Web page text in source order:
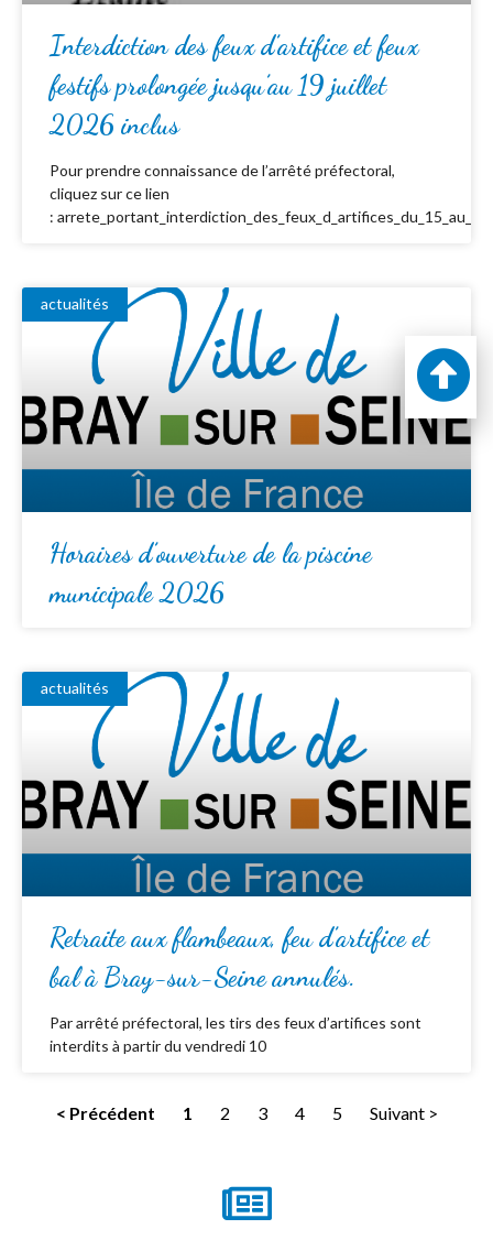
Interdiction des feux d’artifice et feux
festifs prolongée jusqu’au 19 juillet
2026 inclus
Pour prendre connaissance de l’arrêté préfectoral,
cliquez sur ce lien
:
actualités
Horaires d’ouverture de la piscine
municipale 2026
actualités
Retraite aux flambeaux, feu d’artifice et
bal à Bray-sur-Seine annulés.
Par arrêté préfectoral, les tirs des feux d’artifices sont
interdits à partir du vendredi 10
< Précédent 1 2 3 4 5 Suivant >